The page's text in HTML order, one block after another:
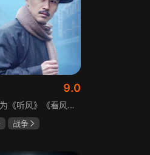
9.0
本剧分为《听风》《看风》和《捕风》三个篇章，三者在时间关系及故事上相对独立，又千丝万缕。听风，即无线电侦听者，是一群“靠耳朵打江山”的人，他们的耳朵可以听到天外之音、无声之音、秘密之音。看风，即密码破译的人，是一群“善于神机妙算”的人，他们的慧眼可以识破天机、释读天书、看阅无字之书。捕风，即我党地下工作者，在国民党大肆实施白色恐怖时期，他们是牺牲者更是战斗者，乔装打扮深入虎穴，迎风而战，为缔造共和国立下不朽的丰功伟业。
战争